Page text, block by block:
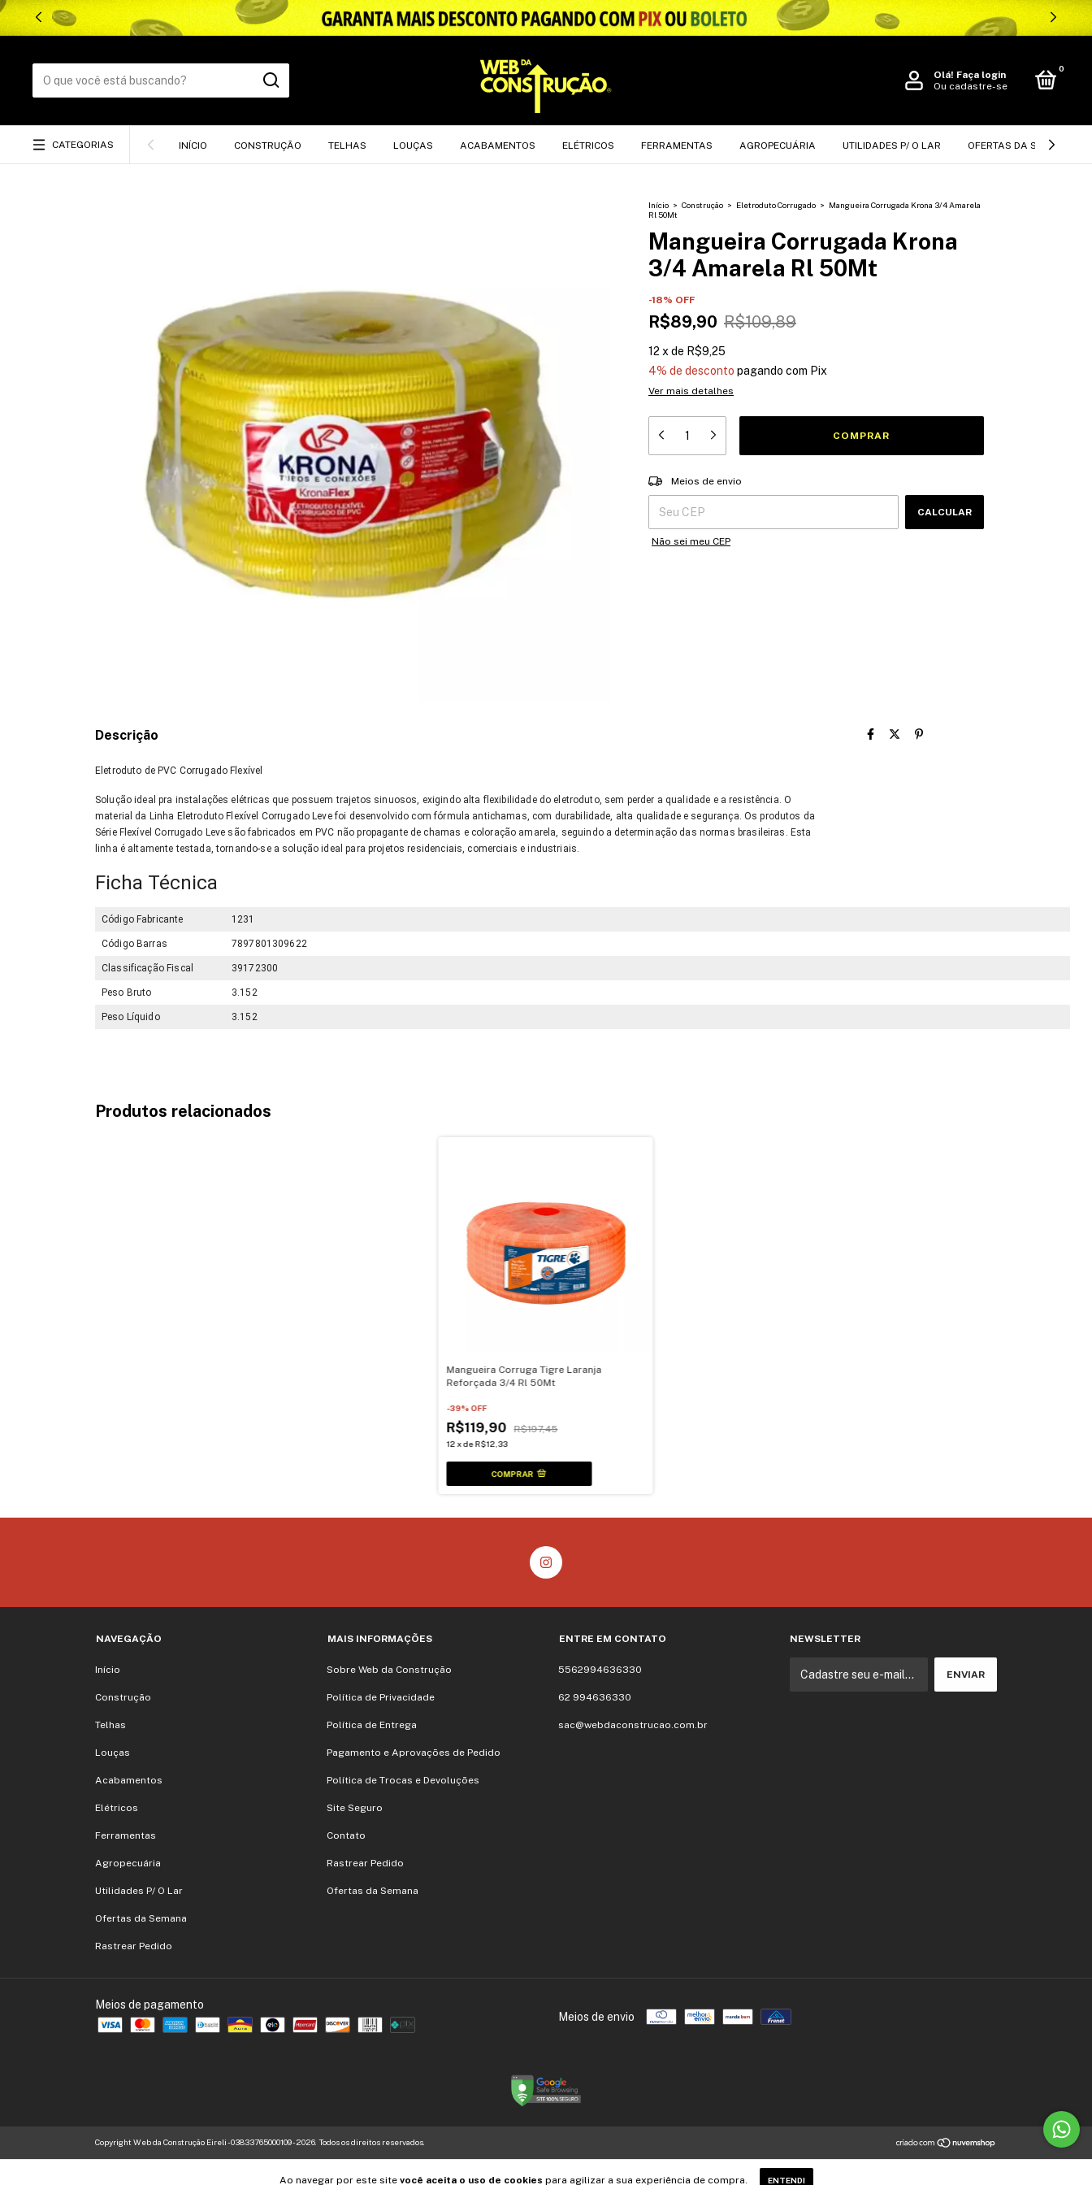
.
Olá! Faça login
Ou cadastre-se
0
CATEGORIAS INÍCIO CONSTRUÇÃO TELHAS LOUÇAS ACABAMENTOS ELÉTRICOS FERRAMENTAS AGROPECUÁRIA UTILIDADES P/ O LAR OFERTAS DA SEMANA
Ao navegar por este site você aceita o uso de cookies para agilizar a sua experiência de compra. ENTENDI
Início > Construção > Eletroduto Corrugado > Mangueira Corrugada Krona 3/4 Amarela
Rl 50Mt
Mangueira Corrugada Krona
3/4 Amarela Rl 50Mt
-18% OFF
R$89,90 R$109,89
12 x de R$9,25
4% de desconto pagando com Pix
Ver mais detalhes
Entregas para o CEP:
Meios de envio
CALCULAR
Não sei meu CEP
Descrição
Eletroduto de PVC Corrugado Flexível
Solução ideal pra instalações elétricas que possuem trajetos sinuosos, exigindo alta flexibilidade do eletroduto, sem perder a qualidade e a resistência. O
material da Linha Eletroduto Flexível Corrugado Leve foi desenvolvido com fórmula antichamas, com durabilidade, alta qualidade e segurança. Os produtos da
Série Flexível Corrugado Leve são fabricados em PVC não propagante de chamas e coloração amarela, seguindo a determinação das normas brasileiras. Esta
linha é altamente testada, tornando-se a solução ideal para projetos residenciais, comerciais e industriais.
Ficha Técnica
Código Fabricante 1231
Código Barras 7897801309622
Classificação Fiscal 39172300
Peso Bruto 3.152
Peso Líquido 3.152
Produtos relacionados
Mangueira Corruga Tigre Laranja
Reforçada 3/4 Rl 50Mt
-39% OFF
R$119,90 R$197,45
12 xdeR$12,33
NAVEGAÇÃO
Início
Construção
Telhas
Louças
Acabamentos
Elétricos
Ferramentas
Agropecuária
Utilidades P/ O Lar
Ofertas da Semana
Rastrear Pedido
MAIS INFORMAÇÕES
Sobre Web da Construção
Política de Privacidade
Política de Entrega
Pagamento e Aprovações de Pedido
Política de Trocas e Devoluções
Site Seguro
Contato
Rastrear Pedido
Ofertas da Semana
ENTRE EM CONTATO
5562994636330
62 994636330
sac@webdaconstrucao.com.br
NEWSLETTER
Meios de pagamento
Meios de envio
Copyright Web da Construção Eireli - 03833765000109 - 2026. Todos os direitos reservados.